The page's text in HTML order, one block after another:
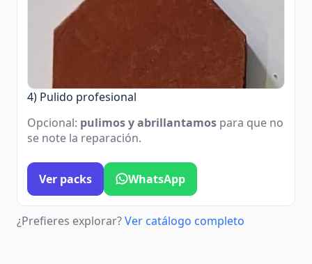
4) Pulido profesional
Opcional: pulimos y abrillantamos para que no
se note la reparación.
Ver packs WhatsApp
¿Prefieres explorar?Ver catálogo completo